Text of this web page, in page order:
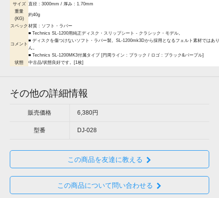
サイズ 直径 : 3000mm / 厚み : 1.70mm
重量
(KG)
約40g
スペック 材質 : ソフト・ラバー
コメント
■ Technics SL-1200用純正ディスク・スリップシート - クラシック・モデル。
■ ディスクを傷つけないソフト・ラバー製。SL-1200mk3Dから採用となるフェルト素材ではあ
ん。
■ Technics SL-1200MK3付属タイプ [円周ライン : ブラック / ロゴ : ブラック&パープル]
状態
中古品/状態良好です。[1枚]
その他の詳細情報
販売価格 6,380円
型番 DJ-028
この商品を友達に教える
この商品について問い合わせる